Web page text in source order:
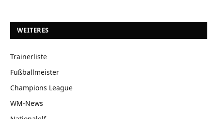
WEITERES
Trainerliste
Fußballmeister
Champions League
WM-News